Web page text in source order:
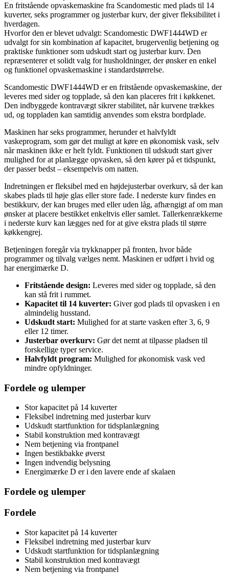
En fritstående opvaskemaskine fra Scandomestic med plads til 14
kuverter, seks programmer og justerbar kurv, der giver fleksibilitet i
hverdagen.
Hvorfor den er blevet udvalgt: Scandomestic DWF1444WD er
udvalgt for sin kombination af kapacitet, brugervenlig betjening og
praktiske funktioner som udskudt start og justerbar kurv. Den
repræsenterer et solidt valg for husholdninger, der ønsker en enkel
og funktionel opvaskemaskine i standardstørrelse.
Scandomestic DWF1444WD er en fritstående opvaskemaskine, der
leveres med sider og topplade, så den kan placeres frit i køkkenet.
Den indbyggede kontravægt sikrer stabilitet, når kurvene trækkes
ud, og toppladen kan samtidig anvendes som ekstra bordplade.
Maskinen har seks programmer, herunder et halvfyldt
vaskeprogram, som gør det muligt at køre en økonomisk vask, selv
når maskinen ikke er helt fyldt. Funktionen til udskudt start giver
mulighed for at planlægge opvasken, så den kører på et tidspunkt,
der passer bedst – eksempelvis om natten.
Indretningen er fleksibel med en højdejusterbar overkurv, så der kan
skabes plads til høje glas eller store fade. I nederste kurv findes en
bestikkurv, der kan bruges med eller uden låg, afhængigt af om man
ønsker at placere bestikket enkeltvis eller samlet. Tallerkenrækkerne
i nederste kurv kan lægges ned for at give ekstra plads til større
køkkengrej.
Betjeningen foregår via trykknapper på fronten, hvor både
programmer og tilvalg vælges nemt. Maskinen er udført i hvid og
har energimærke D.
Fritstående design: Leveres med sider og topplade, så den
kan stå frit i rummet.
Kapacitet til 14 kuverter: Giver god plads til opvasken i en
almindelig husstand.
Udskudt start: Mulighed for at starte vasken efter 3, 6, 9
eller 12 timer.
Justerbar overkurv: Gør det nemt at tilpasse pladsen til
forskellige typer service.
Halvfyldt program: Mulighed for økonomisk vask ved
mindre opfyldninger.
Fordele og ulemper
Stor kapacitet på 14 kuverter
Fleksibel indretning med justerbar kurv
Udskudt startfunktion for tidsplanlægning
Stabil konstruktion med kontravægt
Nem betjening via frontpanel
Ingen bestikbakke øverst
Ingen indvendig belysning
Energimærke D er i den lavere ende af skalaen
Fordele og ulemper
Fordele
Stor kapacitet på 14 kuverter
Fleksibel indretning med justerbar kurv
Udskudt startfunktion for tidsplanlægning
Stabil konstruktion med kontravægt
Nem betjening via frontpanel